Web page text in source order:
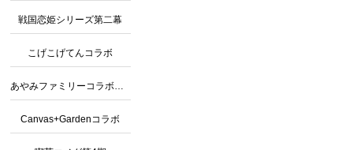
戦国恋姫シリーズ第二幕
こげこげてんコラボ
Canvas+Gardenコラボ